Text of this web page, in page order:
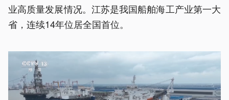
业高质量发展情况。江苏是我国船舶海工产业第一大
省，连续14年位居全国首位。